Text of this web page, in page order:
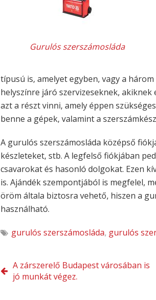
Gurulós szerszámosláda
típusú is, amelyet egyben, vagy a
helyszínre járó szervizeseknek,
azt a részt vinni, amely éppen
benne a gépek, valamint a
A gurulós szerszámosláda középső
készleteket, stb. A legfelső fiókjában
csavarokat és hasonló dolgokat. Ezen
is. Ajándék szempontjából is megfelel,
öröm általa biztosra vehető, hiszen a
használható.
gurulós szerszámosláda, gurulós
Bejegyzés
navigáció
A zárszerelő Budapest városában is
jó munkát végez.